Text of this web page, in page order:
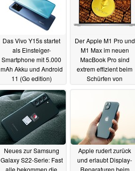
Das Vivo Y15s startet
als Einsteiger-
Smartphone mit 5.000
mAh Akku und Android
11 (Go edition)
10.11.2021
Der Apple M1 Pro und
M1 Max im neuen
MacBook Pro sind
extrem effizient beim
Schürfen von
Neues zur Samsung
Galaxy S22-Serie: Fast
Apple rudert zurück
und erlaubt Display-